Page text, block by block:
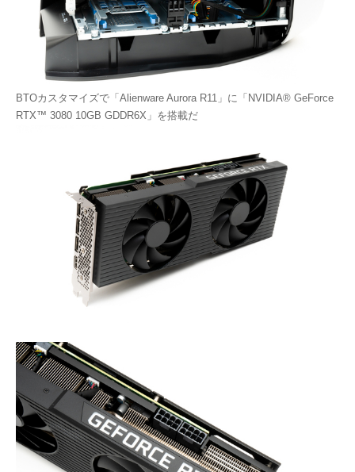
BTOカスタマイズで「Alienware Aurora R11」に「NVIDIA® GeForce
RTX™ 3080 10GB GDDR6X」を搭載だ